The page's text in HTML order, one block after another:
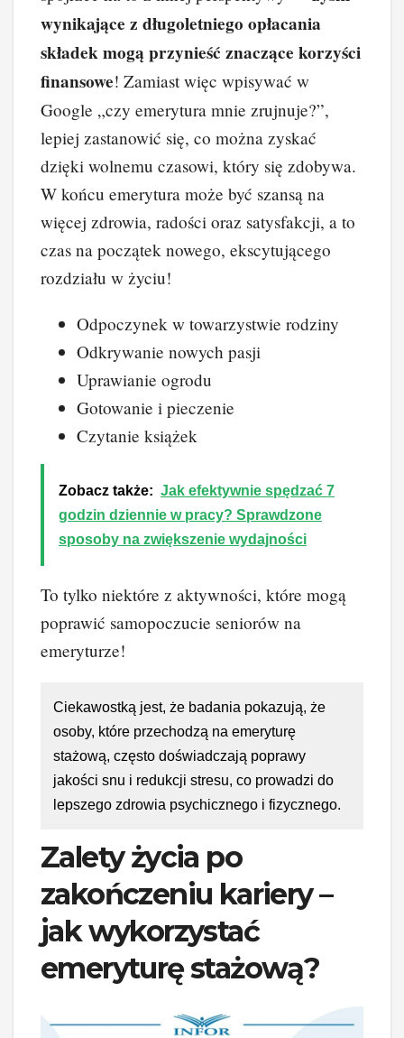
wynikające z długoletniego opłacania
składek mogą przynieść znaczące korzyści
finansowe! Zamiast więc wpisywać w
Google „czy emerytura mnie zrujnuje?”,
lepiej zastanowić się, co można zyskać
dzięki wolnemu czasowi, który się zdobywa.
W końcu emerytura może być szansą na
więcej zdrowia, radości oraz satysfakcji, a to
czas na początek nowego, ekscytującego
rozdziału w życiu!
Odpoczynek w towarzystwie rodziny
Odkrywanie nowych pasji
Uprawianie ogrodu
Gotowanie i pieczenie
Czytanie książek
Zobacz także: Jak efektywnie spędzać 7
godzin dziennie w pracy? Sprawdzone
sposoby na zwiększenie wydajności
To tylko niektóre z aktywności, które mogą
poprawić samopoczucie seniorów na
emeryturze!
Ciekawostką jest, że badania pokazują, że
osoby, które przechodzą na emeryturę
stażową, często doświadczają poprawy
jakości snu i redukcji stresu, co prowadzi do
lepszego zdrowia psychicznego i fizycznego.
Zalety życia po
zakończeniu kariery –
jak wykorzystać
emeryturę stażową?